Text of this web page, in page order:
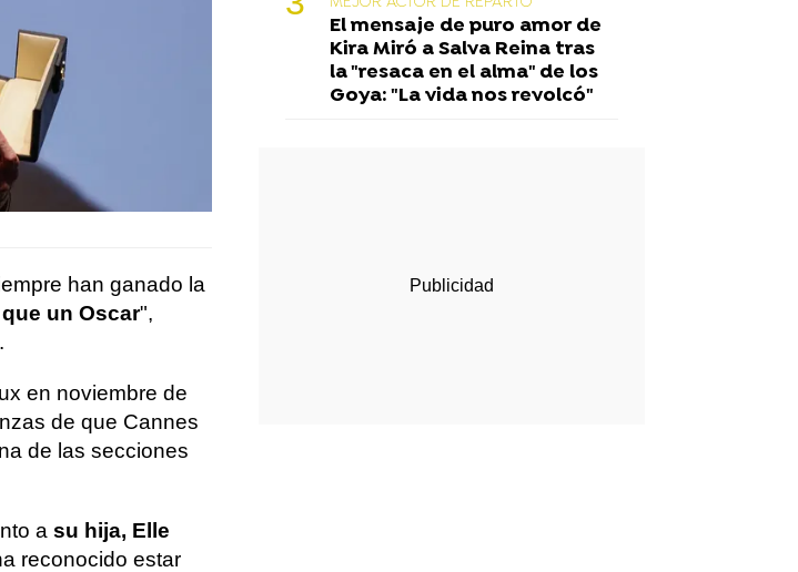
han ganado la
un Oscar",
en noviembre de
de que Cannes
de las secciones
a su hija, Elle
reconocido estar
El mensaje de puro amor de
Kira Miró a Salva Reina tras
la "resaca en el alma" de los
Goya: "La vida nos revolcó"